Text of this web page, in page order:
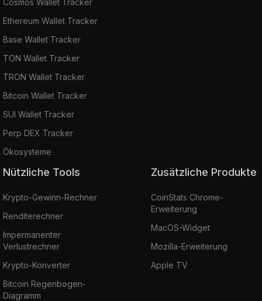
Ethereum Wallet Tracker
Base Wallet Tracker
TON Wallet Tracker
TRON Wallet Tracker
Bitcoin Wallet Tracker
SUI Wallet Tracker
Perp DEX Tracker
Ökosysteme
Nützliche Tools
Krypto-Gewinn-Rechner
Renditerechner
Impermanenter
Verlustrechner
Krypto-Konverter
Bitcoin Regenbogen-
Diagramm
Zusätzliche Produkte
CoinStats Chrome-
Erweiterung
MacOS-Widget
Mozilla-Erweiterung
Apple TV